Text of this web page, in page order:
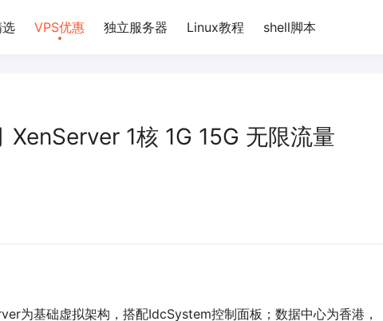
VPS优惠 独立服务器 Linux教程 shell脚本
1核 1G 15G 无限流量
为基础虚拟架构，搭配IdcSystem控制面板；数据中心为香港，